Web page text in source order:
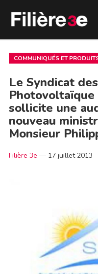
COMMUNIQUÉS ET
Le Syndicat
sollicite une
nouveau
Monsieur
Filière 3e — 17 juillet 2013